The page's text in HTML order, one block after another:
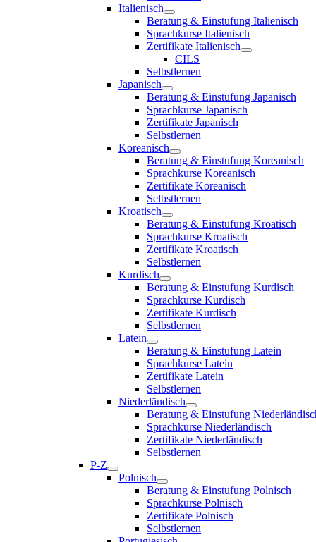
Italienisch
Beratung & Einstufung Italienisch
Sprachkurse Italienisch
Zertifikate Italienisch
CILS
Selbstlernen
Japanisch
Beratung & Einstufung Japanisch
Sprachkurse Japanisch
Zertifikate Japanisch
Selbstlernen
Koreanisch
Beratung & Einstufung Koreanisch
Sprachkurse Koreanisch
Zertifikate Koreanisch
Selbstlernen
Kroatisch
Beratung & Einstufung Kroatisch
Sprachkurse Kroatisch
Zertifikate Kroatisch
Selbstlernen
Kurdisch
Beratung & Einstufung Kurdisch
Sprachkurse Kurdisch
Zertifikate Kurdisch
Selbstlernen
Latein
Beratung & Einstufung Latein
Sprachkurse Latein
Zertifikate Latein
Selbstlernen
Niederländisch
Beratung & Einstufung
Sprachkurse Niederländisch
Zertifikate Niederländisch
Selbstlernen
P-Z
Polnisch
Beratung & Einstufung Polnisch
Sprachkurse Polnisch
Zertifikate Polnisch
Selbstlernen